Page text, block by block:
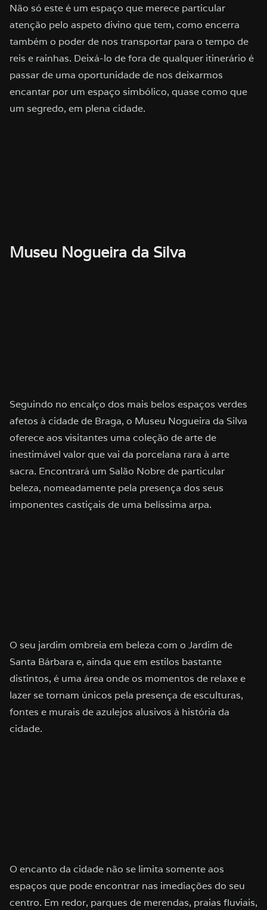
Não só este é um espaço que merece particular
atenção pelo aspeto divino que tem, como encerra
também o poder de nos transportar para o tempo de
reis e rainhas. Deixá-lo de fora de qualquer itinerário é
passar de uma oportunidade de nos deixarmos
encantar por um espaço simbólico, quase como que
um segredo, em plena cidade.
Museu Nogueira da Silva
Seguindo no encalço dos mais belos espaços verdes
afetos à cidade de Braga, o Museu Nogueira da Silva
oferece aos visitantes uma coleção de arte de
inestimável valor que vai da porcelana rara à arte
sacra. Encontrará um Salão Nobre de particular
beleza, nomeadamente pela presença dos seus
imponentes castiçais de uma belíssima arpa.
O seu jardim ombreia em beleza com o Jardim de
Santa Bárbara e, ainda que em estilos bastante
distintos, é uma área onde os momentos de relaxe e
lazer se tornam únicos pela presença de esculturas,
fontes e murais de azulejos alusivos à história da
cidade.
O encanto da cidade não se limita somente aos
espaços que pode encontrar nas imediações do seu
centro. Em redor, parques de merendas, praias fluviais,